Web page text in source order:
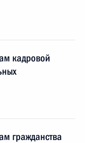
кадровой
гражданства